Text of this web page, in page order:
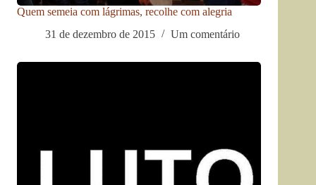
Quem semeia com lágrimas, recolhe com alegria
31 de dezembro de 2015
Um comentário